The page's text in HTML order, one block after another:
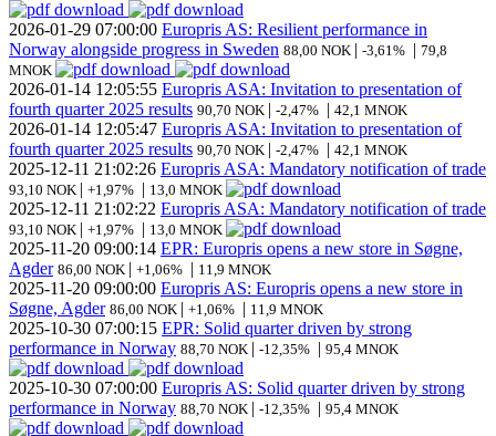
2026-01-29 07:00:00 Europris AS: Resilient performance in
Norway alongside progress in Sweden 88,00 NOK | -3,61% | 79,8
MNOK
2026-01-14 12:05:55 Europris ASA: Invitation to presentation of
fourth quarter 2025 results 90,70 NOK | -2,47% | 42,1 MNOK
2026-01-14 12:05:47 Europris ASA: Invitation to presentation of
fourth quarter 2025 results 90,70 NOK | -2,47% | 42,1 MNOK
2025-12-11 21:02:26 Europris ASA: Mandatory notification of trade
93,10 NOK | +1,97% | 13,0 MNOK
2025-12-11 21:02:22 Europris ASA: Mandatory notification of trade
93,10 NOK | +1,97% | 13,0 MNOK
2025-11-20 09:00:14 EPR: Europris opens a new store in Søgne,
Agder 86,00 NOK | +1,06% | 11,9 MNOK
2025-11-20 09:00:00 Europris AS: Europris opens a new store in
Søgne, Agder 86,00 NOK | +1,06% | 11,9 MNOK
2025-10-30 07:00:15 EPR: Solid quarter driven by strong
performance in Norway 88,70 NOK | -12,35% | 95,4 MNOK
2025-10-30 07:00:00 Europris AS: Solid quarter driven by strong
performance in Norway 88,70 NOK | -12,35% | 95,4 MNOK